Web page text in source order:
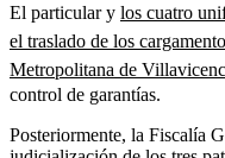
El particular y los cuatro
el traslado de los
Metropolitana de
control de garantías.
Posteriormente, la Fiscalía